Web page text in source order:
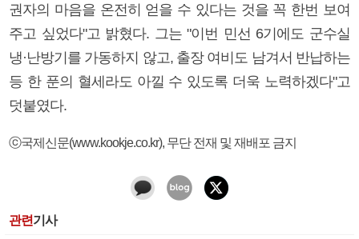
권자의 마음을 온전히 얻을 수 있다는 것을 꼭 한번 보여
주고 싶었다"고 밝혔다. 그는 "이번 민선 6기에도 군수실
냉·난방기를 가동하지 않고, 출장 여비도 남겨서 반납하는
등 한 푼의 혈세라도 아낄 수 있도록 더욱 노력하겠다"고
덧붙였다.
ⓒ국제신문(www.kookje.co.kr), 무단 전재 및 재배포 금지
관련기사